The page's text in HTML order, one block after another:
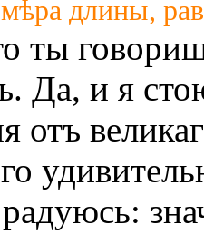
длины,
ты
Да, и я
отъ